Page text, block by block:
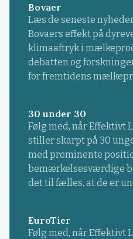
Bovaer
Læs de seneste
Bovaers effekt på
klimaaftryk i
debatten og
for fremtidens
30 under 30
Følg med, når Effektivt
stiller skarpt på 30
med prominente
bemærkelsesværdige
det til fælles, at de er
EuroTier
Følg med, når Effektivt